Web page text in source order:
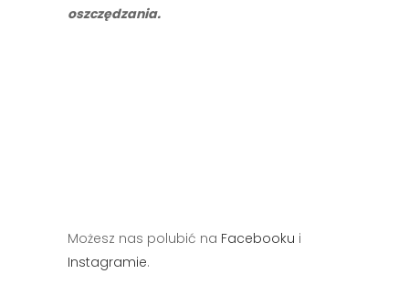
oszczędzania.
Możesz nas polubić na Facebooku i
Instagramie.